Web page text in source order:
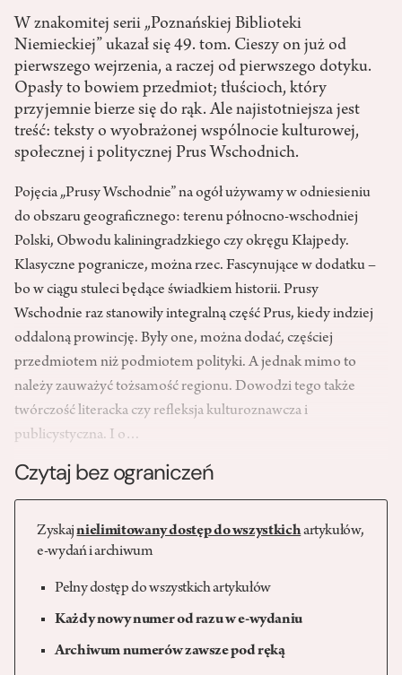
W znakomitej serii „Poznańskiej Biblioteki
Niemieckiej” ukazał się 49. tom. Cieszy on już od
pierwszego wejrzenia, a raczej od pierwszego dotyku.
Opasły to bowiem przedmiot; tłuścioch, który
przyjemnie bierze się do rąk. Ale najistotniejsza jest
treść: teksty o wyobrażonej wspólnocie kulturowej,
społecznej i politycznej Prus Wschodnich.
Pojęcia „Prusy Wschodnie” na ogół używamy w odniesieniu
do obszaru geograficznego: terenu północno-wschodniej
Polski, Obwodu kaliningradzkiego czy okręgu Kłajpedy.
Klasyczne pogranicze, można rzec. Fascynujące w dodatku –
bo w ciągu stuleci będące świadkiem historii. Prusy
Wschodnie raz stanowiły integralną część Prus, kiedy indziej
oddaloną prowincję. Były one, można dodać, częściej
przedmiotem niż podmiotem polityki. A jednak mimo to
należy zauważyć tożsamość regionu. Dowodzi tego także
twórczość literacka czy refleksja kulturoznawcza i
publicystyczna. I o…
Czytaj bez ograniczeń
Zyskajnielimitowany dostęp do wszystkichartykułów,
e-wydań i archiwum
Pełny dostęp do wszystkich artykułów
Każdy nowy numer od razu w e-wydaniu
Archiwum numerów zawsze pod ręką